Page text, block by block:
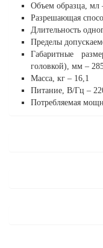
Объем образца, мл
Разрешающая
Длительность
Пределы
Габаритные
головкой), мм –
Масса, кг – 16,1
Питание, В/Гц –
Потребляемая